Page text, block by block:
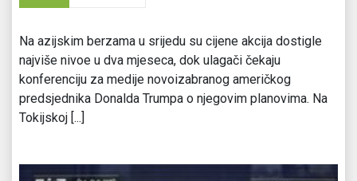
Na azijskim berzama u srijedu su cijene akcija dostigle
najviše nivoe u dva mjeseca, dok ulagači čekaju
konferenciju za medije novoizabranog američkog
predsjednika Donalda Trumpa o njegovim planovima. Na
Tokijskoj [...]